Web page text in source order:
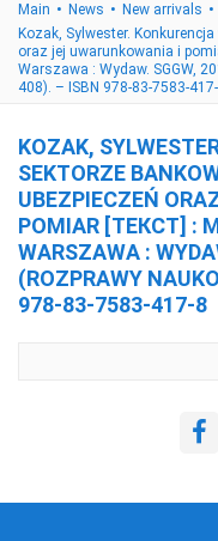
Main News New arrivals
Kozak, Sylwester.
oraz jej uwarunkowania i
Warszawa : Wydaw. SGGW,
408). – ISBN 978-83-7583-
KOZAK,
SEKTORZE
UBEZPIECZEŃ
POMIAR [ТЕКСТ] :
WARSZAWA :
(ROZPRAWY
978-83-7583-417-8